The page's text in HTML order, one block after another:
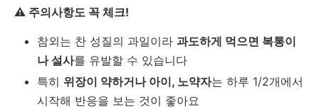
⚠️ 주의사항도 꼭 체크!
참외는 찬 성질의 과일이라 과도하게 먹으면 복통이
나 설사를 유발할 수 있습니다
특히 위장이 약하거나 아이, 노약자는 하루 1/2개에서
시작해 반응을 보는 것이 좋아요